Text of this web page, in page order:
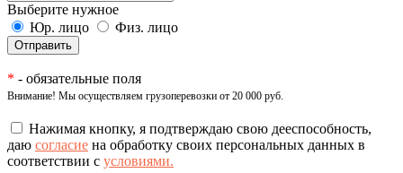
Выберите нужное
Юр. лицо
Физ. лицо
* - обязательные поля
Внимание! Мы осуществляем грузоперевозки от 20 000 руб.
Нажимая кнопку, я подтверждаю свою дееспособность,
даю согласие на обработку своих персональных данных в
соответствии с условиями.